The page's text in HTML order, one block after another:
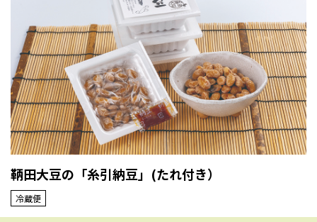
鞆田大豆の「糸引納豆」(たれ付き）
冷蔵便